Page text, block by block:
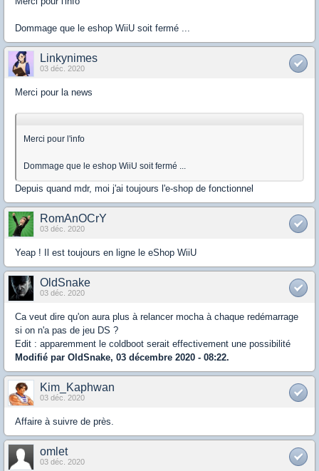
Dommage que le eshop WiiU soit fermé ...
Linkynimes
03 déc. 2020
Merci pour la news
Merci pour l'info
Dommage que le eshop WiiU soit fermé ...
Depuis quand mdr, moi j'ai toujours l'e-shop de fonctionnel
RomAnOCrY
03 déc. 2020
Yeap ! Il est toujours en ligne le eShop WiiU
OldSnake
03 déc. 2020
Ca veut dire qu'on aura plus à relancer mocha à chaque redémarrage
si on n'a pas de jeu DS ?
Edit : apparemment le coldboot serait effectivement une possibilité
Modifié par OldSnake, 03 décembre 2020 - 08:22.
Kim_Kaphwan
03 déc. 2020
Affaire à suivre de près.
omlet
03 déc. 2020